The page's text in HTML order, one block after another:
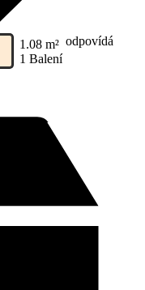
1.08 m² odpovídá
1 Balení